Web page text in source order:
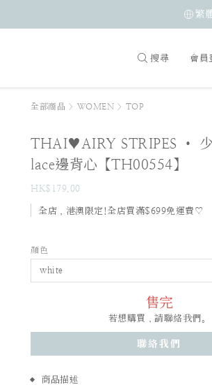
繁
搜尋 會員
全部商品 > WOMEN > TOP
THAI♥AIRY STRIPES •
lace邊背心【TH00554】
HK$179.00
全店，港澳限定!全店買滿$699免運費♡
顏色
售完
若想購買，請聯絡我們。
聯絡我們
商品描述